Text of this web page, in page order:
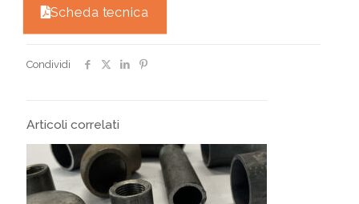
Scheda tecnica
Condividi
Articoli correlati